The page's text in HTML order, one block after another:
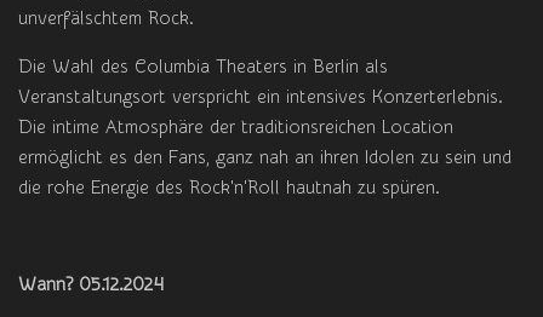
unverfälschtem Rock.
Die Wahl des Columbia Theaters in Berlin als
Veranstaltungsort verspricht ein intensives Konzerterlebnis.
Die intime Atmosphäre der traditionsreichen Location
ermöglicht es den Fans, ganz nah an ihren Idolen zu sein und
die rohe Energie des Rock'n'Roll hautnah zu spüren.
Wann? 05.12.2024